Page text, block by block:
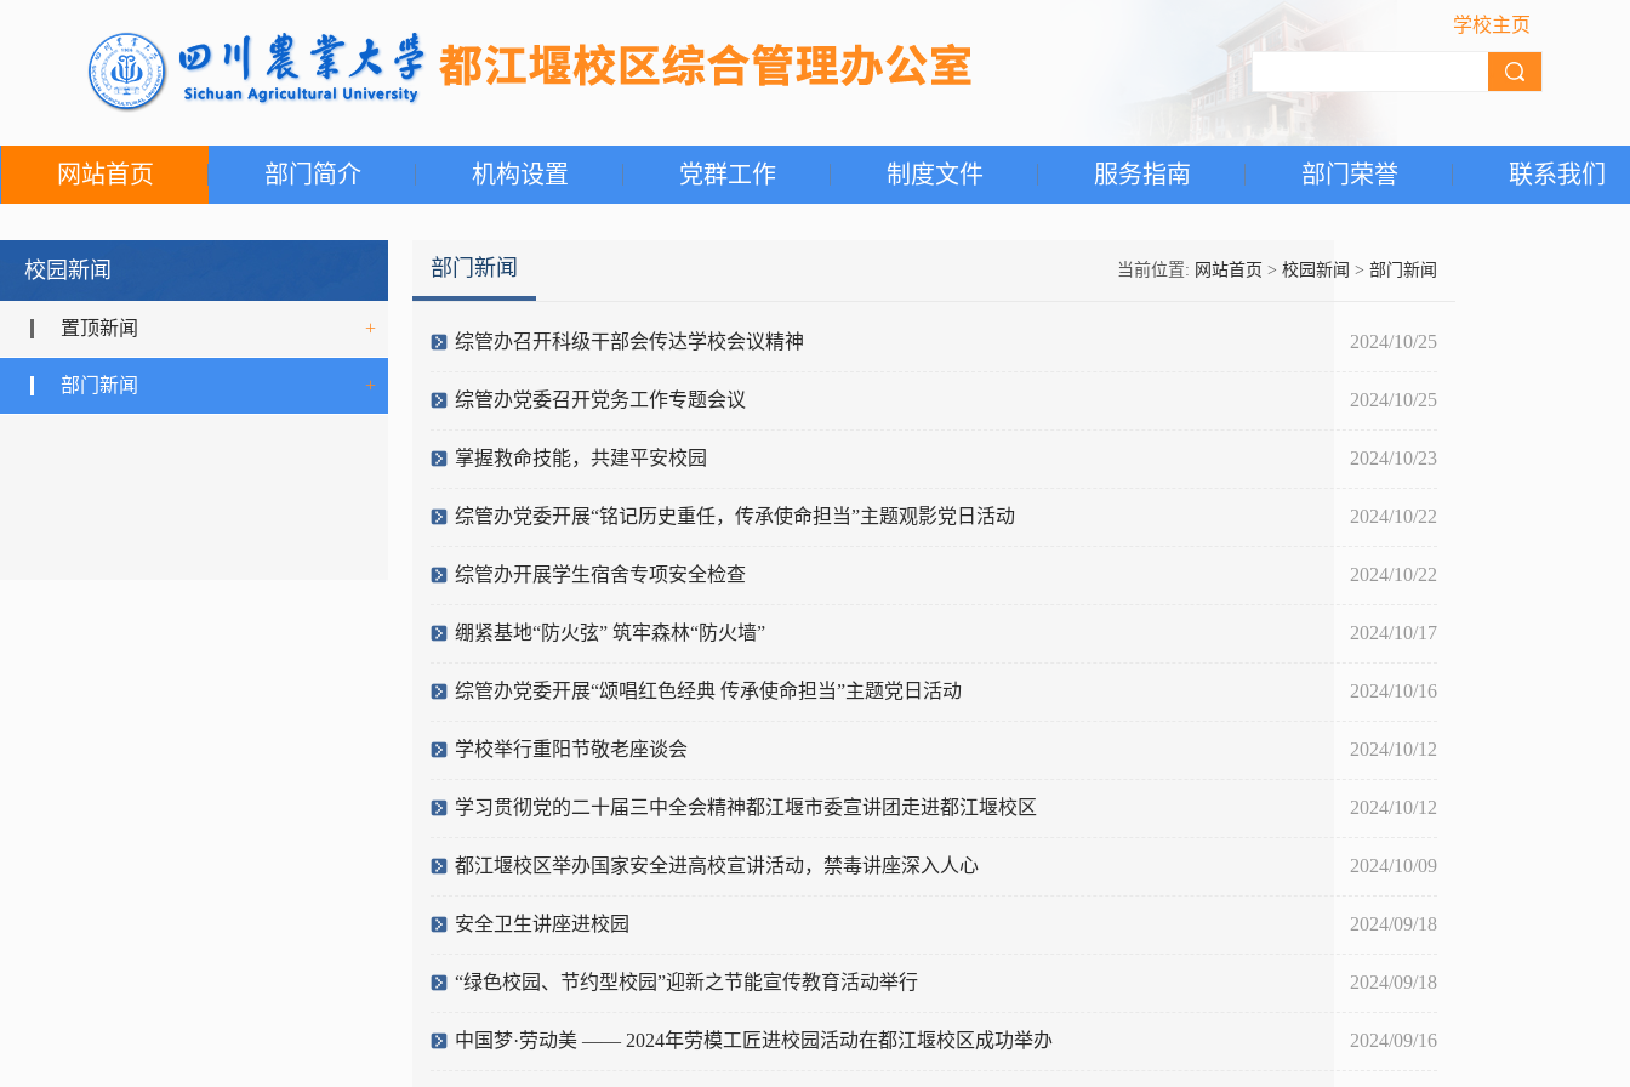
学校主页
网站首页 部门简介 机构设置 党群工作 制度文件 服务指南 部门荣誉 联系我们
校园新闻
置顶新闻 +
部门新闻 +
部门新闻 当前位置: 网站首页 > 校园新闻 > 部门新闻
综管办召开科级干部会传达学校会议精神 2024/10/25
综管办党委召开党务工作专题会议 2024/10/25
掌握救命技能，共建平安校园 2024/10/23
综管办党委开展“铭记历史重任，传承使命担当”主题观影党日活动 2024/10/22
综管办开展学生宿舍专项安全检查 2024/10/22
绷紧基地“防火弦” 筑牢森林“防火墙” 2024/10/17
综管办党委开展“颂唱红色经典 传承使命担当”主题党日活动 2024/10/16
学校举行重阳节敬老座谈会 2024/10/12
学习贯彻党的二十届三中全会精神都江堰市委宣讲团走进都江堰校区 2024/10/12
都江堰校区举办国家安全进高校宣讲活动，禁毒讲座深入人心 2024/10/09
安全卫生讲座进校园 2024/09/18
“绿色校园、节约型校园”迎新之节能宣传教育活动举行 2024/09/18
中国梦·劳动美 —— 2024年劳模工匠进校园活动在都江堰校区成功举办 2024/09/16